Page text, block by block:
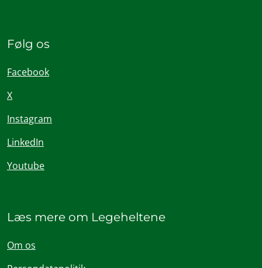
Følg os
Facebook
X
Instagram
LinkedIn
Youtube
Læs mere om Legeheltene
Om os